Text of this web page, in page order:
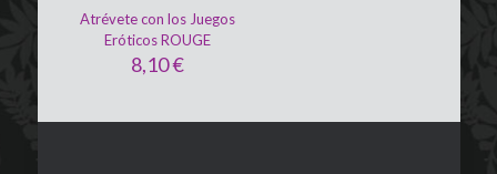
Atrévete con los Juegos
Eróticos ROUGE
8,10€